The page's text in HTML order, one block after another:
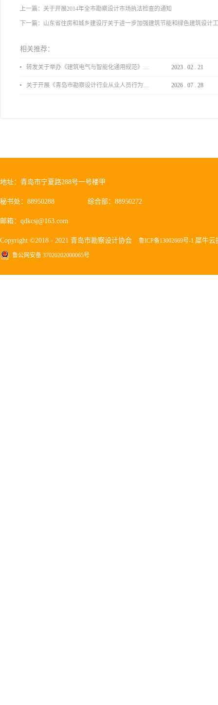
上一篇： 关于开展2014年全市勘察设计市场执法检查的通知
下一篇： 山东省住房和城乡建设厅关于进一步加强建筑节能和绿色建筑设计
相关推荐：
转发关于举办《建筑电气与智能化通用规范》 GB55024-2022公益宣贯的通知 2023 . 02 . 21
关于开展《青岛市勘察设计行业从业人员行为导则》、《青岛市住宅工程设计审查品质提升指引（2026版）》宣贯活动的通知 2026 . 07 . 28
地址：青岛市宁夏路288号一号楼甲
秘书处：88950288 综合部：88950272
邮箱：qdkcsj@163.com
Copyright ©2018 - 2021 青岛市勘察设计协会 鲁ICP备13002669号-1 犀牛云
鲁公网安备 37020202000065号